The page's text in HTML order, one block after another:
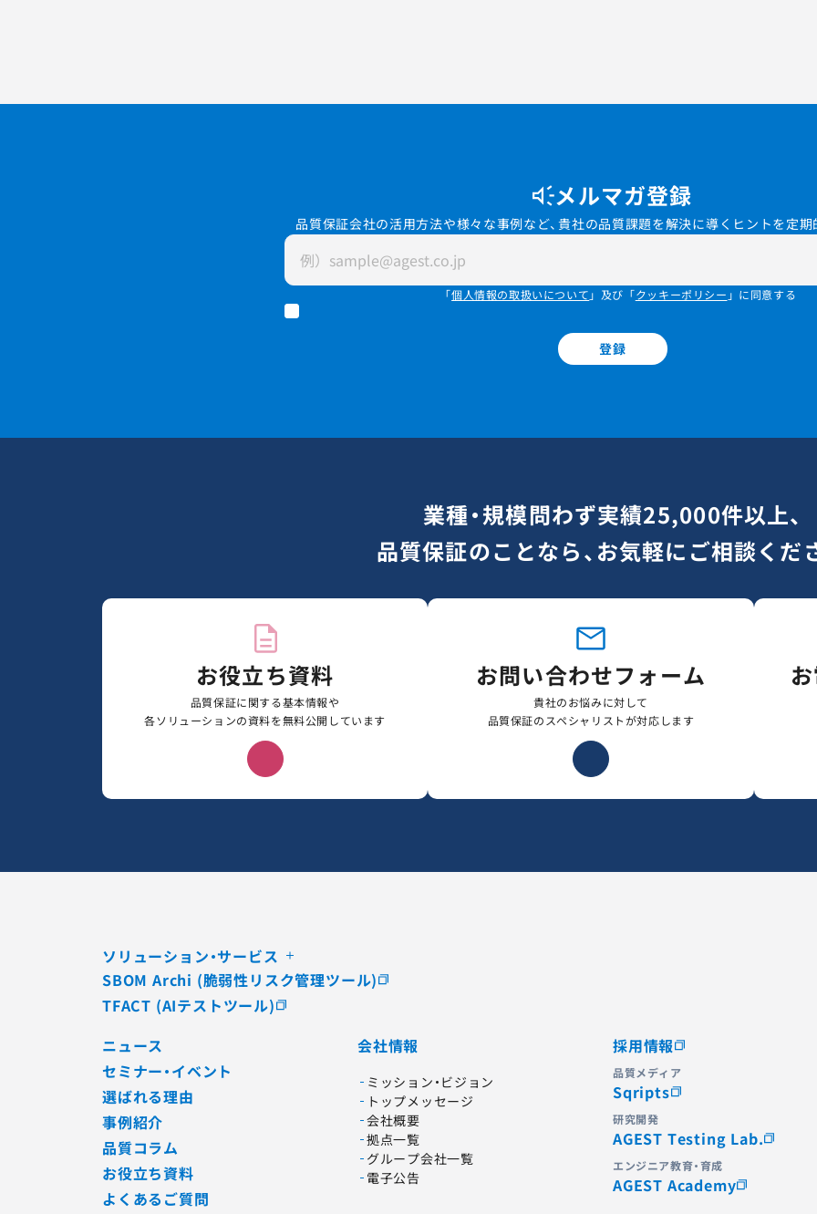
メルマガ登録
品質保証会社の活用方法や様々な事例など、貴社の品質課題を解決に導くヒントを定期
「個人情報の取扱いについて 」及び「クッキーポリシー 」に同意する
登録
業種・規模問わず実績25,000件以上、
品質保証のことなら、お気軽にご相談くだ
お役立ち資料
品質保証に関する基本情報や
各ソリューションの資料を無料公開しています
お問い合わせフォーム
貴社のお悩みに対して
品質保証のスペシャリストが対応します
ソリューション・サービス
SBOM Archi (脆弱性リスク管理ツール)
TFACT (AIテストツール)
ニュース
セミナー・イベント
選ばれる理由
事例紹介
品質コラム
お役立ち資料
よくあるご質問
会社情報
ミッション・ビジョン
トップメッセージ
会社概要
拠点一覧
グループ会社一覧
電子公告
採用情報
品質メディア
Sqripts
研究開発
AGEST Testing Lab.
エンジニア教育・育成
AGEST Academy